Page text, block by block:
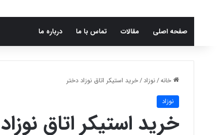
صفحه اصلی مقالات تماس با ما درباره ما
خانه/نوزاد/خرید استیکر اتاق نوزاد دختر
نوزاد
خرید استیکر اتاق